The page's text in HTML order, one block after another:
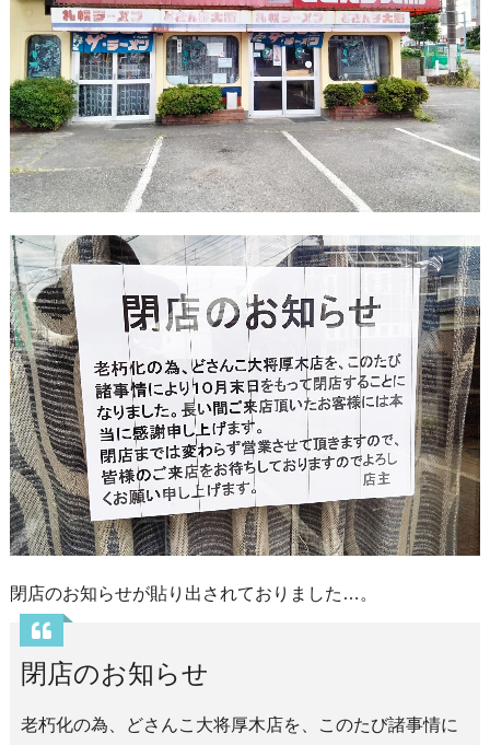
閉店のお知らせが貼り出されておりました…。
閉店のお知らせ
老朽化の為、どさんこ大将厚木店を、このたび諸事情に